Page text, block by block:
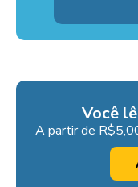
Você
A partir de